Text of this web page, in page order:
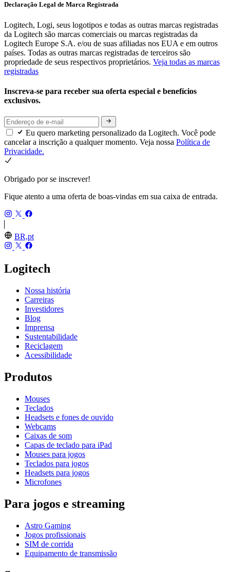
Declaração Legal de Marca Registrada
Logitech, Logi, seus logotipos e todas as outras marcas registradas
da Logitech são marcas comerciais ou marcas registradas da
Logitech Europe S.A. e/ou de suas afiliadas nos EUA e em outros
países. Todas as outras marcas registradas de terceiros são
propriedade de seus respectivos proprietários. Veja todas as marcas
registradas
Inscreva-se para receber sua oferta especial e benefícios
exclusivos.
Eu quero marketing personalizado da Logitech. Você pode
cancelar a inscrição a qualquer momento. Veja nossa Política de
Privacidade.
Obrigado por se inscrever!
Fique atento a uma oferta de boas-vindas em sua caixa de entrada.
BR,pt
Logitech
Nossa história
Carreiras
Investidores
Blog
Imprensa
Sustentabilidade
Reciclagem
Acessibilidade
Produtos
Mouses
Teclados
Headsets e fones de ouvido
Webcams
Caixas de som
Capas de teclado para iPad
Mouses para jogos
Teclados para jogos
Headsets para jogos
Microfones
Para jogos e streaming
Astro Gaming
Jogos profissionais
SIM de corrida
Equipamento de transmissão